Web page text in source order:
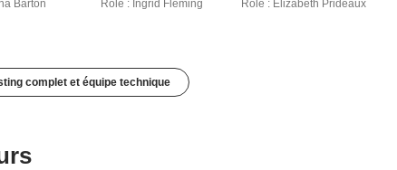
Barton Rôle : Ingrid Fleming Rôle : Elizabeth Prideaux
complet et équipe technique